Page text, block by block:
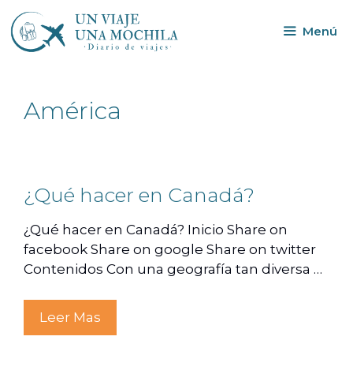
Menú
América
¿Qué hacer en Canadá?
¿Qué hacer en Canadá? Inicio Share on
facebook Share on google Share on twitter
Contenidos Con una geografía tan diversa …
Leer Mas